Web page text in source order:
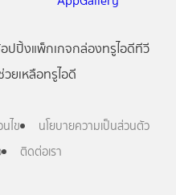
ปปิ้งแพ็กเกจกล่องทรูไอดีทีวี
ยเหลือทรูไอดี
ไข
นโยบายความเป็นส่วนตัว
ติดต่อเรา